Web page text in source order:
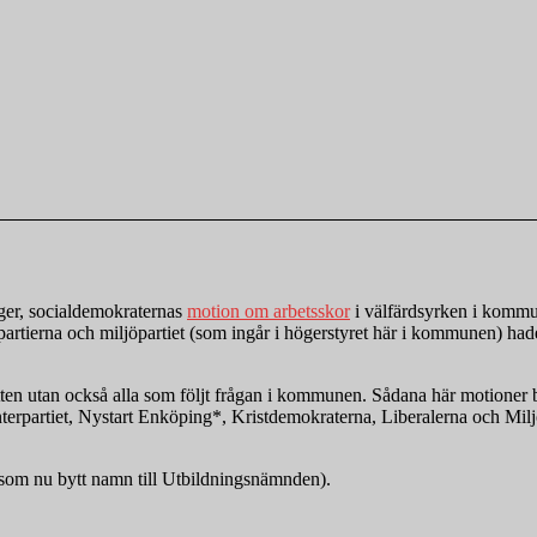
socialdemokraternas motion om arbetsskori välfärdsyrken i
och miljöpartiet (som ingår i högerstyret här i kommunen)
utan också alla som följt frågan i kommunen. Sådana här motioner
Nystart Enköping*, Kristdemokraterna, Liberalerna och
nu bytt namn till Utbildningsnämnden).